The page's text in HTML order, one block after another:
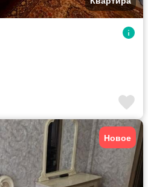
Новое